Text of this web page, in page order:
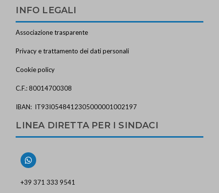
INFO LEGALI
Associazione trasparente
Privacy e trattamento dei dati personali
Cookie policy
C.F.: 80014700308
IBAN: IT93I0548412305000001002197
LINEA DIRETTA PER I SINDACI
+39 371 333 9541